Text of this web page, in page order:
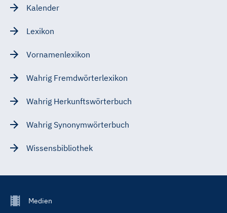
Kalender
Lexikon
Vornamenlexikon
Wahrig Fremdwörterlexikon
Wahrig Herkunftswörterbuch
Wahrig Synonymwörterbuch
Wissensbibliothek
FooterMedien